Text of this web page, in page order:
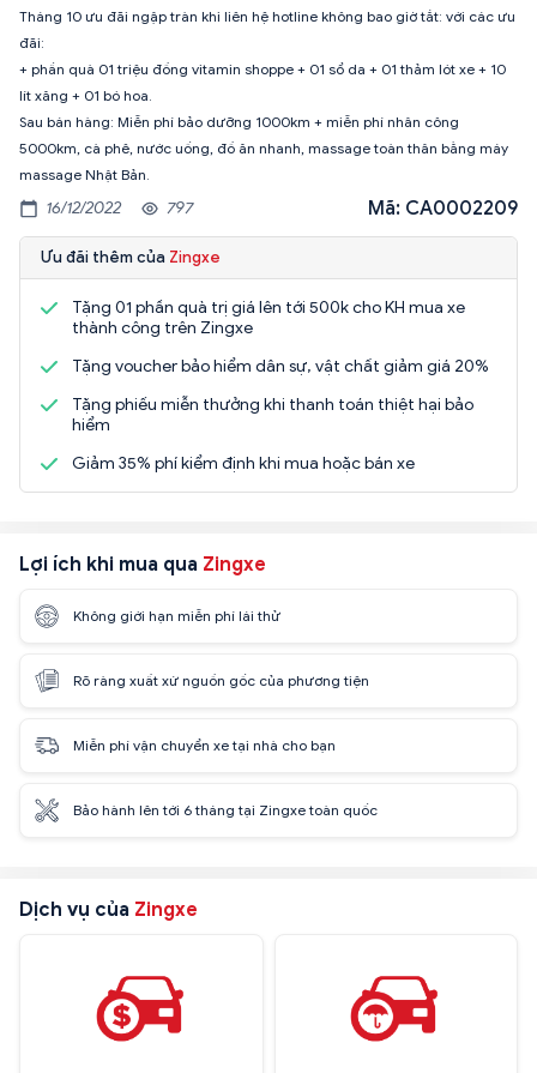
Tháng 10 ưu đãi ngập tràn khi liên hệ hotline không bao giờ tắt: với các ưu
đãi:
+ phần quà 01 triệu đồng vitamin shoppe + 01 sổ da + 01 thảm lót xe + 10
lít xăng + 01 bó hoa.
Sau bán hàng: Miễn phí bảo dưỡng 1000km + miễn phí nhân công
5000km, cà phê, nước uống, đồ ăn nhanh, massage toàn thân bằng máy
massage Nhật Bản.
16/12/2022 797 Mã: CA0002209
Ưu đãi thêm của Zingxe
Tặng 01 phần quà trị giá lên tới 500k cho KH mua xe
thành công trên Zingxe
Tặng voucher bảo hiểm dân sự, vật chất giảm giá 20%
Tặng phiếu miễn thưởng khi thanh toán thiệt hại bảo
hiểm
Giảm 35% phí kiểm định khi mua hoặc bán xe
Lợi ích khi mua qua Zingxe
Không giới hạn miễn phí lái thử
Rõ ràng xuất xứ nguồn gốc của phương tiện
Miễn phí vận chuyển xe tại nhà cho bạn
Bảo hành lên tới 6 tháng tại Zingxe toàn quốc
Dịch vụ của Zingxe